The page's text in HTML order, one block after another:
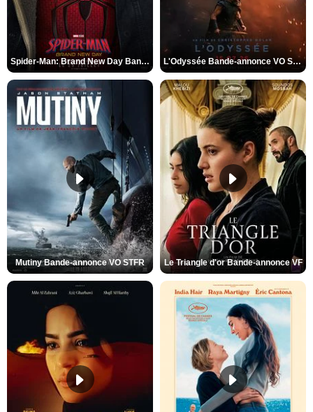
Spider-Man: Brand New Day Bande-annonce VO STFR L'Odyssée Bande-annonce VO STFR
Mutiny Bande-annonce VO STFR Le Triangle d'or Bande-annonce VF